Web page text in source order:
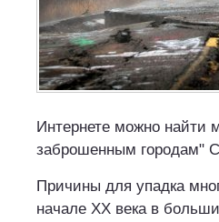
Интернете можно найти
заброшенным городам"
Причины для упадка
начале XX века в